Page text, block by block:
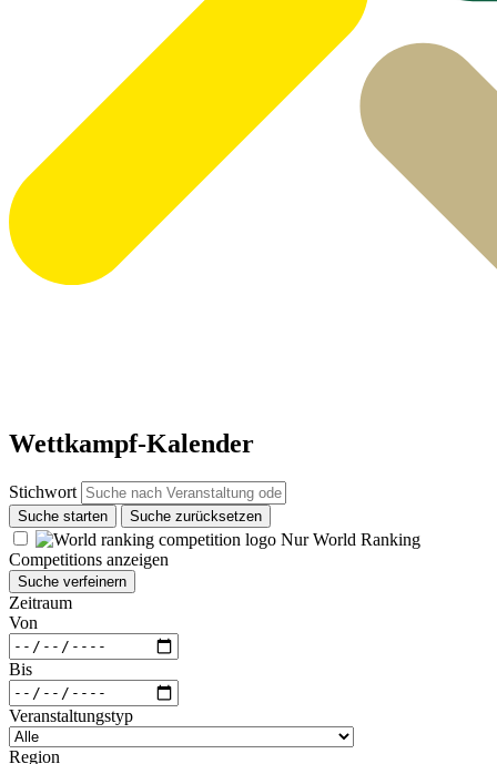
Wettkampf-Kalender
Stichwort
Suche starten Suche zurücksetzen
Nur World Ranking
Competitions anzeigen
Suche verfeinern
Zeitraum
Von
Bis
Veranstaltungstyp
Region